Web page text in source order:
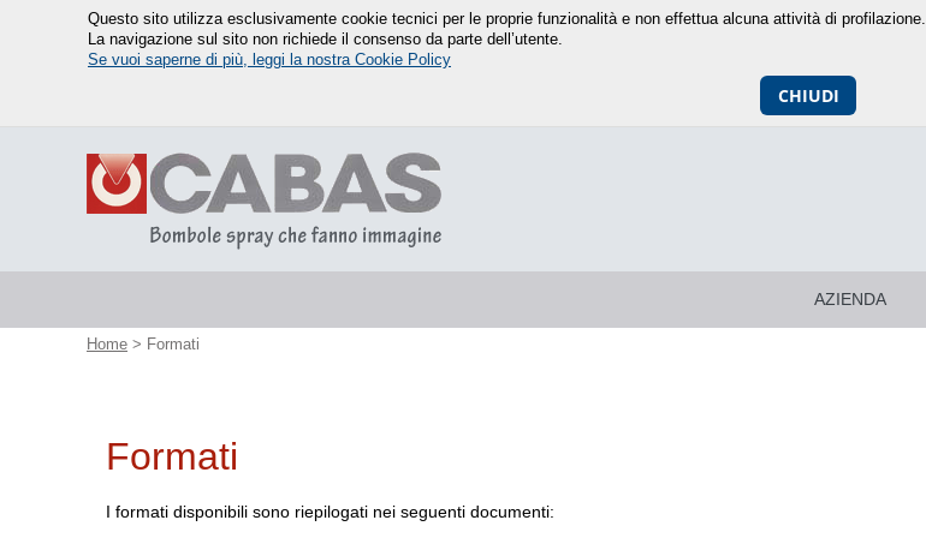
Questo sito utilizza esclusivamente cookie tecnici per le proprie funzionalità e non effettua alcuna attività di profilazione.
La navigazione sul sito non richiede il consenso da parte dell’utente.
Se vuoi saperne di più, leggi la nostra Cookie Policy
CHIUDI
AZIENDA
Home > Formati
Formati
I formati disponibili sono riepilogati nei seguenti documenti: